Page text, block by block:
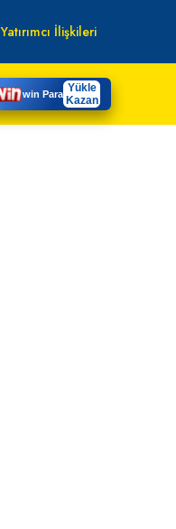
Yatırımcı İlişkileri
win Para Yükle
Kazan